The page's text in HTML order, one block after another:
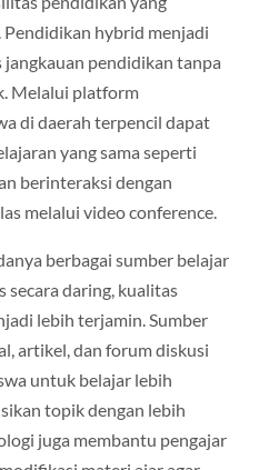
Pendidikan hybrid menjadi
pendidikan tanpa
Melalui platform
di daerah terpencil dapat
yang sama seperti
berinteraksi dengan
melalui video conference.
berbagai sumber belajar
secara daring, kualitas
lebih terjamin. Sumber
artikel, dan forum diskusi
untuk belajar lebih
topik dengan lebih
juga membantu pengajar